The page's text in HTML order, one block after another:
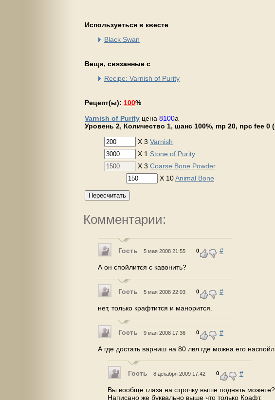
Используеться в квесте
Black Swan
Вещи, связанные с
Recipe: Varnish of Purity
Рецепт(ы): 100%
Varnish of Purity цена 8100a
Уровень 2, Количество 1, шанс 100%, mp 20, npc fee 0 (
X 3 Varnish
X 1 Stone of Purity
X 3 Coarse Bone Powder
X 10Animal Bone
Пересчитать
Комментарии:
Гость 5 мая 2008 21:55 0 #
А он спойлится с кавонить?
Гость 5 мая 2008 22:03 0 #
нет, только крафтится и манорится.
Гость 9 мая 2008 17:36 0 #
А где достать варниш на 80 лвл где можна его
Гость 8 декабря 2009 17:42 0 #
Вы вообще глаза на строчку выше поднять можете?
Написано же буквально выше что только Крафт.